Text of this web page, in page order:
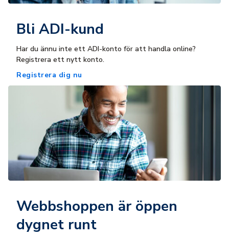
Bli ADI-kund
Har du ännu inte ett ADI-konto för att handla online?
Registrera ett nytt konto.
Registrera dig nu
Webbshoppen är öppen
dygnet runt